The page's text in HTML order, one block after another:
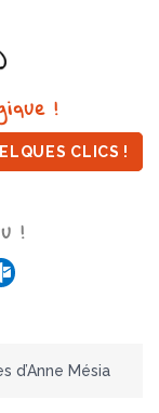
!
CLICS !
!
d’Anne Mésia